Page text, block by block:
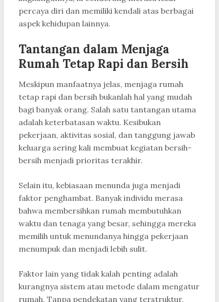
percaya diri dan memiliki kendali atas berbagai
aspek kehidupan lainnya.
Tantangan dalam Menjaga
Rumah Tetap Rapi dan Bersih
Meskipun manfaatnya jelas, menjaga rumah
tetap rapi dan bersih bukanlah hal yang mudah
bagi banyak orang. Salah satu tantangan utama
adalah keterbatasan waktu. Kesibukan
pekerjaan, aktivitas sosial, dan tanggung jawab
keluarga sering kali membuat kegiatan bersih-
bersih menjadi prioritas terakhir.
Selain itu, kebiasaan menunda juga menjadi
faktor penghambat. Banyak individu merasa
bahwa membersihkan rumah membutuhkan
waktu dan tenaga yang besar, sehingga mereka
memilih untuk menundanya hingga pekerjaan
menumpuk dan menjadi lebih sulit.
Faktor lain yang tidak kalah penting adalah
kurangnya sistem atau metode dalam mengatur
rumah. Tanpa pendekatan yang terstruktur,